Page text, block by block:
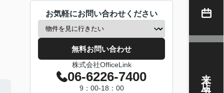
お気軽にお問い合わせください
無料お問い合わせ
株式会社OfficeLink
06-6226-7400
9：00-18：00
来店予約